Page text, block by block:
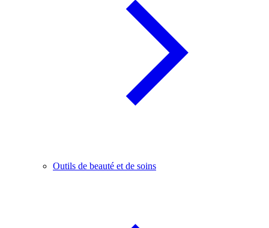
Outils de beauté et de soins